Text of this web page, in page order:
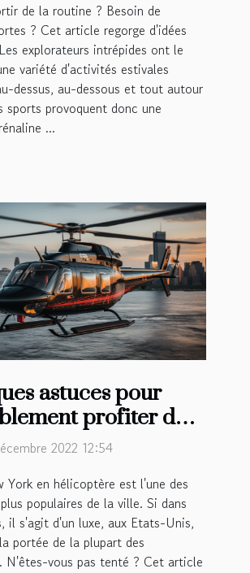
de la routine ? Besoin de
? Cet article regorge d'idées
explorateurs intrépides ont le
variété d'activités estivales
dessus, au-dessous et tout autour
sports provoquent donc une
...
astuces pour
profiter de
en hélicoptère
2022 12:54
York en hélicoptère est l'une des
populaires de la ville. Si dans
il s'agit d'un luxe, aux Etats-Unis,
portée de la plupart des
N'êtes-vous pas tenté ? Cet article